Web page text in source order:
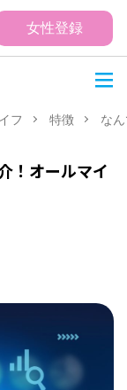
女性登録
フ 特徴 な
！オールマイ